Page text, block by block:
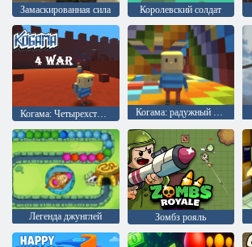
Замаскированная сила Королевский солдат
Когама: радужный паркур
Легенда джунглей Зомбз рояль